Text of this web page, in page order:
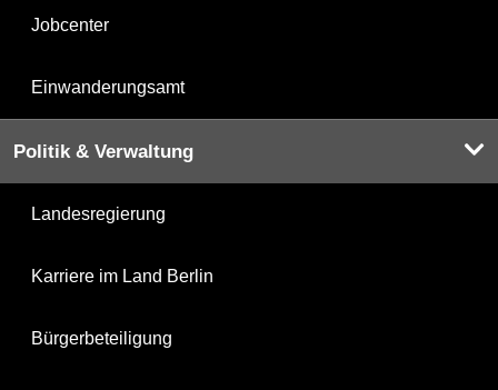
Jobcenter
Einwanderungsamt
Politik & Verwaltung
Landesregierung
Karriere im Land Berlin
Bürgerbeteiligung